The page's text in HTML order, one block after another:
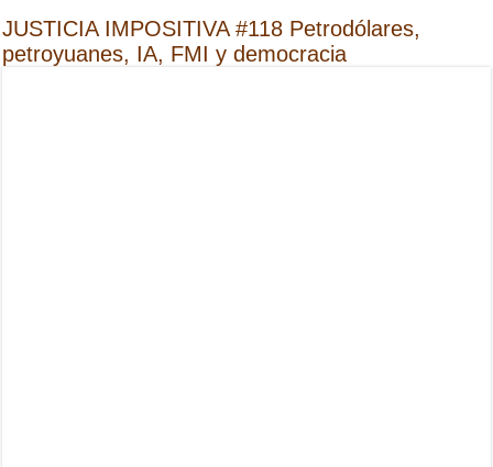
JUSTICIA IMPOSITIVA #118 Petrodólares,
petroyuanes, IA, FMI y democracia